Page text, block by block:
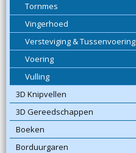
Tornmes
Vingerhoed
Versteviging & Tussenvoering
Voering
Vulling
3D Knipvellen
3D Gereedschappen
Boeken
Borduurgaren